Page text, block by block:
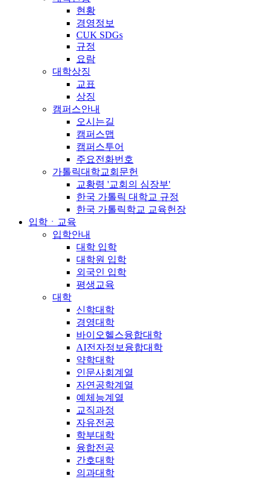
현황
경영정보
CUK SDGs
규정
요람
대학상징
교표
상징
캠퍼스안내
오시는길
캠퍼스맵
캠퍼스투어
주요전화번호
가톨릭대학교회문헌
교황령 '교회의 심장부'
한국 가톨릭 대학교 규정
한국 가톨릭학교 교육헌장
입학ㆍ교육
입학안내
대학 입학
대학원 입학
외국인 입학
평생교육
대학
신학대학
경영대학
바이오헬스융합대학
AI전자정보융합대학
약학대학
인문사회계열
자연공학계열
예체능계열
교직과정
자유전공
학부대학
융합전공
간호대학
의과대학